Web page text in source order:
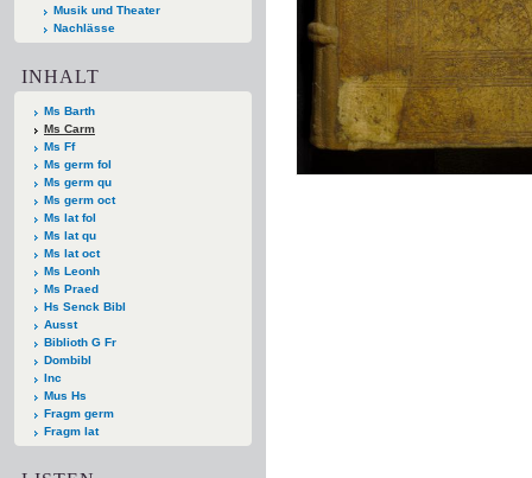
Musik und Theater
Nachlässe
INHALT
Ms Barth
Ms Carm
Ms Ff
Ms germ fol
Ms germ qu
Ms germ oct
Ms lat fol
Ms lat qu
Ms lat oct
Ms Leonh
Ms Praed
Hs Senck Bibl
Ausst
Biblioth G Fr
Dombibl
Inc
Mus Hs
Fragm germ
Fragm lat